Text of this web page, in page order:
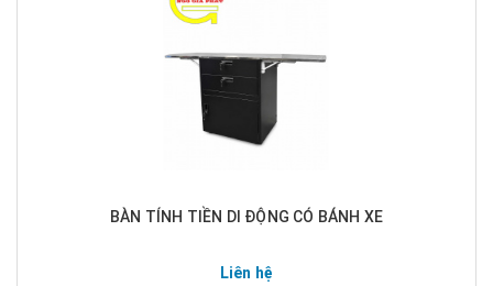
BÀN TÍNH TIỀN DI ĐỘNG CÓ BÁNH XE
Liên hệ